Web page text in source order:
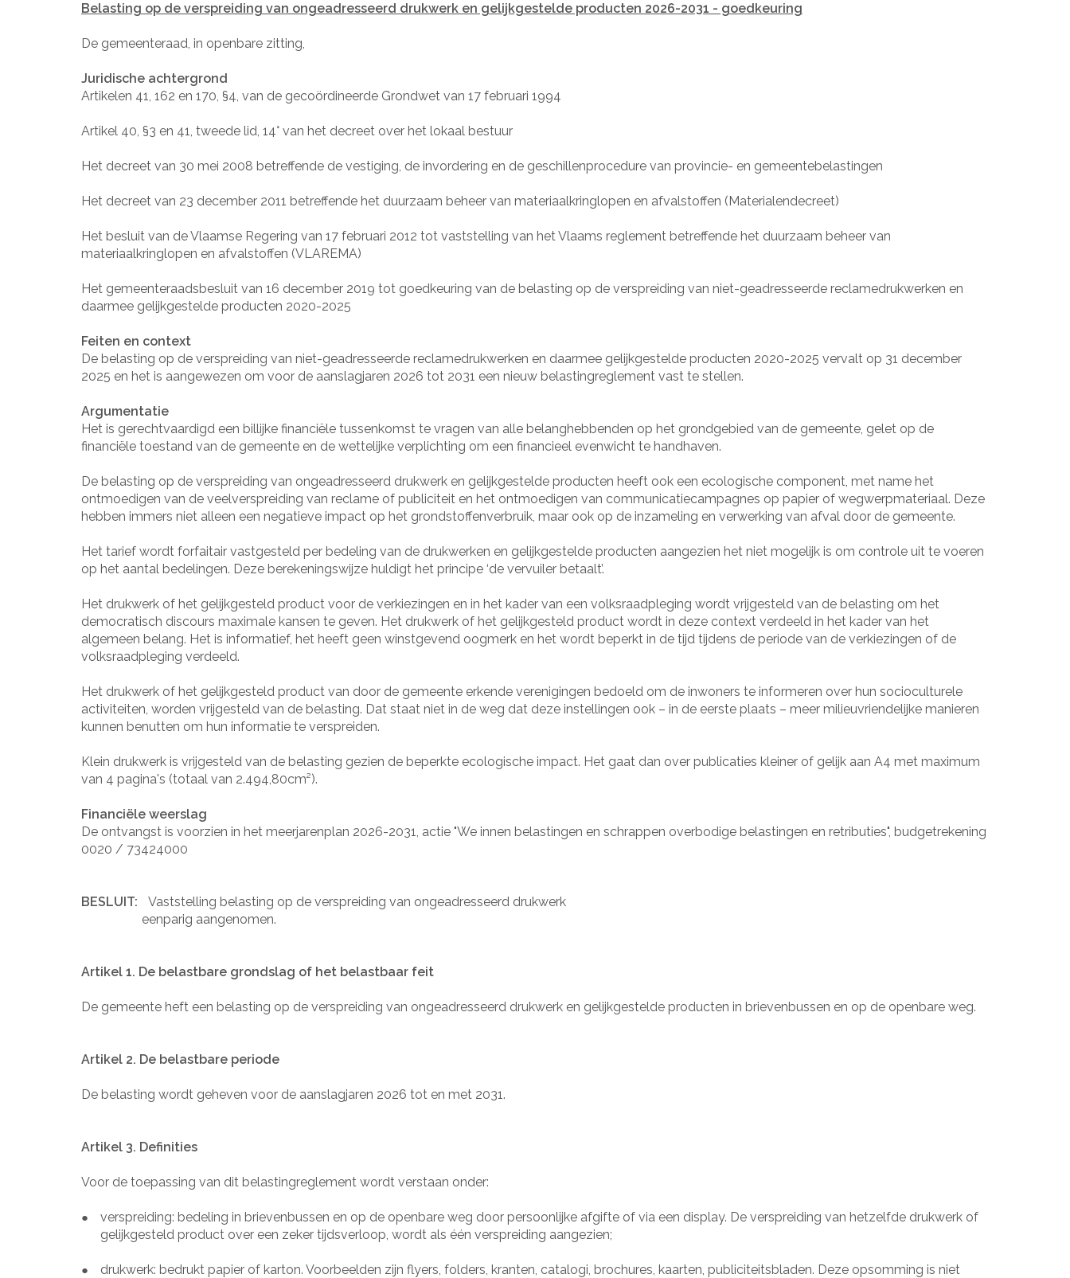
Belasting op de verspreiding van ongeadresseerd drukwerk en gelijkgestelde producten 2026-2031 - goedkeuring
De gemeenteraad, in openbare zitting,
Juridische achtergrond
Artikelen 41, 162 en 170, §4, van de gecoördineerde Grondwet van 17 februari 1994
Artikel 40, §3 en 41, tweede lid, 14° van het decreet over het lokaal bestuur
Het decreet van 30 mei 2008 betreffende de vestiging, de invordering en de geschillenprocedure van provincie- en gemeentebelastingen
Het decreet van 23 december 2011 betreffende het duurzaam beheer van materiaalkringlopen en afvalstoffen (Materialendecreet)
Het besluit van de Vlaamse Regering van 17 februari 2012 tot vaststelling van het Vlaams reglement betreffende het duurzaam beheer van
materiaalkringlopen en afvalstoffen (VLAREMA)
Het gemeenteraadsbesluit van 16 december 2019 tot goedkeuring van de belasting op de verspreiding van niet-geadresseerde reclamedrukwerken en
daarmee gelijkgestelde producten 2020-2025
Feiten en context
De belasting op de verspreiding van niet-geadresseerde reclamedrukwerken en daarmee gelijkgestelde producten 2020-2025 vervalt op 31 december
2025 en het is aangewezen om voor de aanslagjaren 2026 tot 2031 een nieuw belastingreglement vast te stellen.
Argumentatie
Het is gerechtvaardigd een billijke financiële tussenkomst te vragen van alle belanghebbenden op het grondgebied van de gemeente, gelet op de
financiële toestand van de gemeente en de wettelijke verplichting om een financieel evenwicht te handhaven.
De belasting op de verspreiding van ongeadresseerd drukwerk en gelijkgestelde producten heeft ook een ecologische component, met name het
ontmoedigen van de veelverspreiding van reclame of publiciteit en het ontmoedigen van communicatiecampagnes op papier of wegwerpmateriaal. Deze
hebben immers niet alleen een negatieve impact op het grondstoffenverbruik, maar ook op de inzameling en verwerking van afval door de gemeente.
Het tarief wordt forfaitair vastgesteld per bedeling van de drukwerken en gelijkgestelde producten aangezien het niet mogelijk is om controle uit te voeren
op het aantal bedelingen. Deze berekeningswijze huldigt het principe ‘de vervuiler betaalt’.
Het drukwerk of het gelijkgesteld product voor de verkiezingen en in het kader van een volksraadpleging wordt vrijgesteld van de belasting om het
democratisch discours maximale kansen te geven. Het drukwerk of het gelijkgesteld product wordt in deze context verdeeld in het kader van het
algemeen belang. Het is informatief, het heeft geen winstgevend oogmerk en het wordt beperkt in de tijd tijdens de periode van de verkiezingen of de
volksraadpleging verdeeld.
Het drukwerk of het gelijkgesteld product van door de gemeente erkende verenigingen bedoeld om de inwoners te informeren over hun socioculturele
activiteiten, worden vrijgesteld van de belasting. Dat staat niet in de weg dat deze instellingen ook – in de eerste plaats – meer milieuvriendelijke manieren
kunnen benutten om hun informatie te verspreiden.
Klein drukwerk is vrijgesteld van de belasting gezien de beperkte ecologische impact. Het gaat dan over publicaties kleiner of gelijk aan A4 met maximum
van 4 pagina's (totaal van 2.494,80cm²).
Financiële weerslag
De ontvangst is voorzien in het meerjarenplan 2026-2031, actie "We innen belastingen en schrappen overbodige belastingen en retributies", budgetrekening
0020 / 73424000
BESLUIT:
Vaststelling belasting op de verspreiding van ongeadresseerd drukwerk
eenparig aangenomen.
Artikel 1. De belastbare grondslag of het belastbaar feit
De gemeente heft een belasting op de verspreiding van ongeadresseerd drukwerk en gelijkgestelde producten in brievenbussen en op de openbare weg.
Artikel 2. De belastbare periode
De belasting wordt geheven voor de aanslagjaren 2026 tot en met 2031.
Artikel 3. Definities
Voor de toepassing van dit belastingreglement wordt verstaan onder:
●
verspreiding: bedeling in brievenbussen en op de openbare weg door persoonlijke afgifte of via een display. De verspreiding van hetzelfde drukwerk of
gelijkgesteld product over een zeker tijdsverloop, wordt als één verspreiding aangezien;
●
drukwerk: bedrukt papier of karton. Voorbeelden zijn flyers, folders, kranten, catalogi, brochures, kaarten, publiciteitsbladen. Deze opsomming is niet